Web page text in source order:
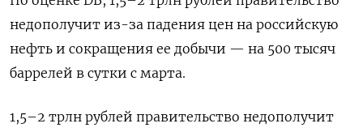
недополучит из-за падения цен на российскую
нефть и сокращения ее добычи — на 500 тысяч
баррелей в сутки с марта.
1,5–2 трлн рублей правительство недополучит